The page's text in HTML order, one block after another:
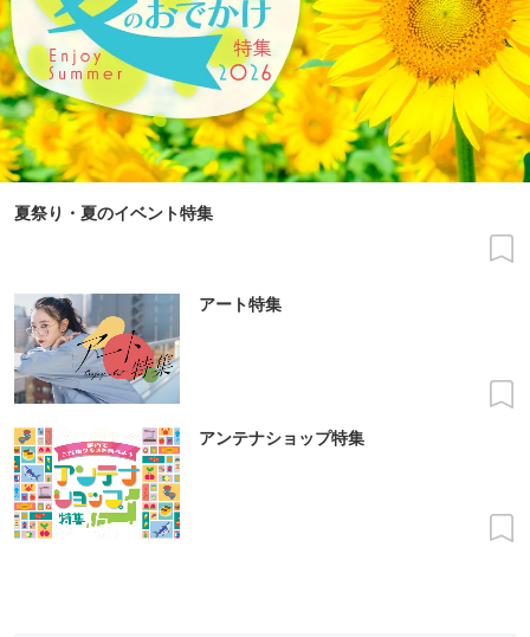
夏祭り・夏のイベント特集
アート特集
アンテナショップ特集